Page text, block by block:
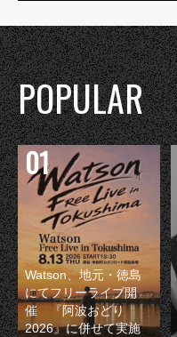
POPULAR
Watson、地元・徳島
にてフリーライブ開
催 『阿波おどり
2026』に併せて実施